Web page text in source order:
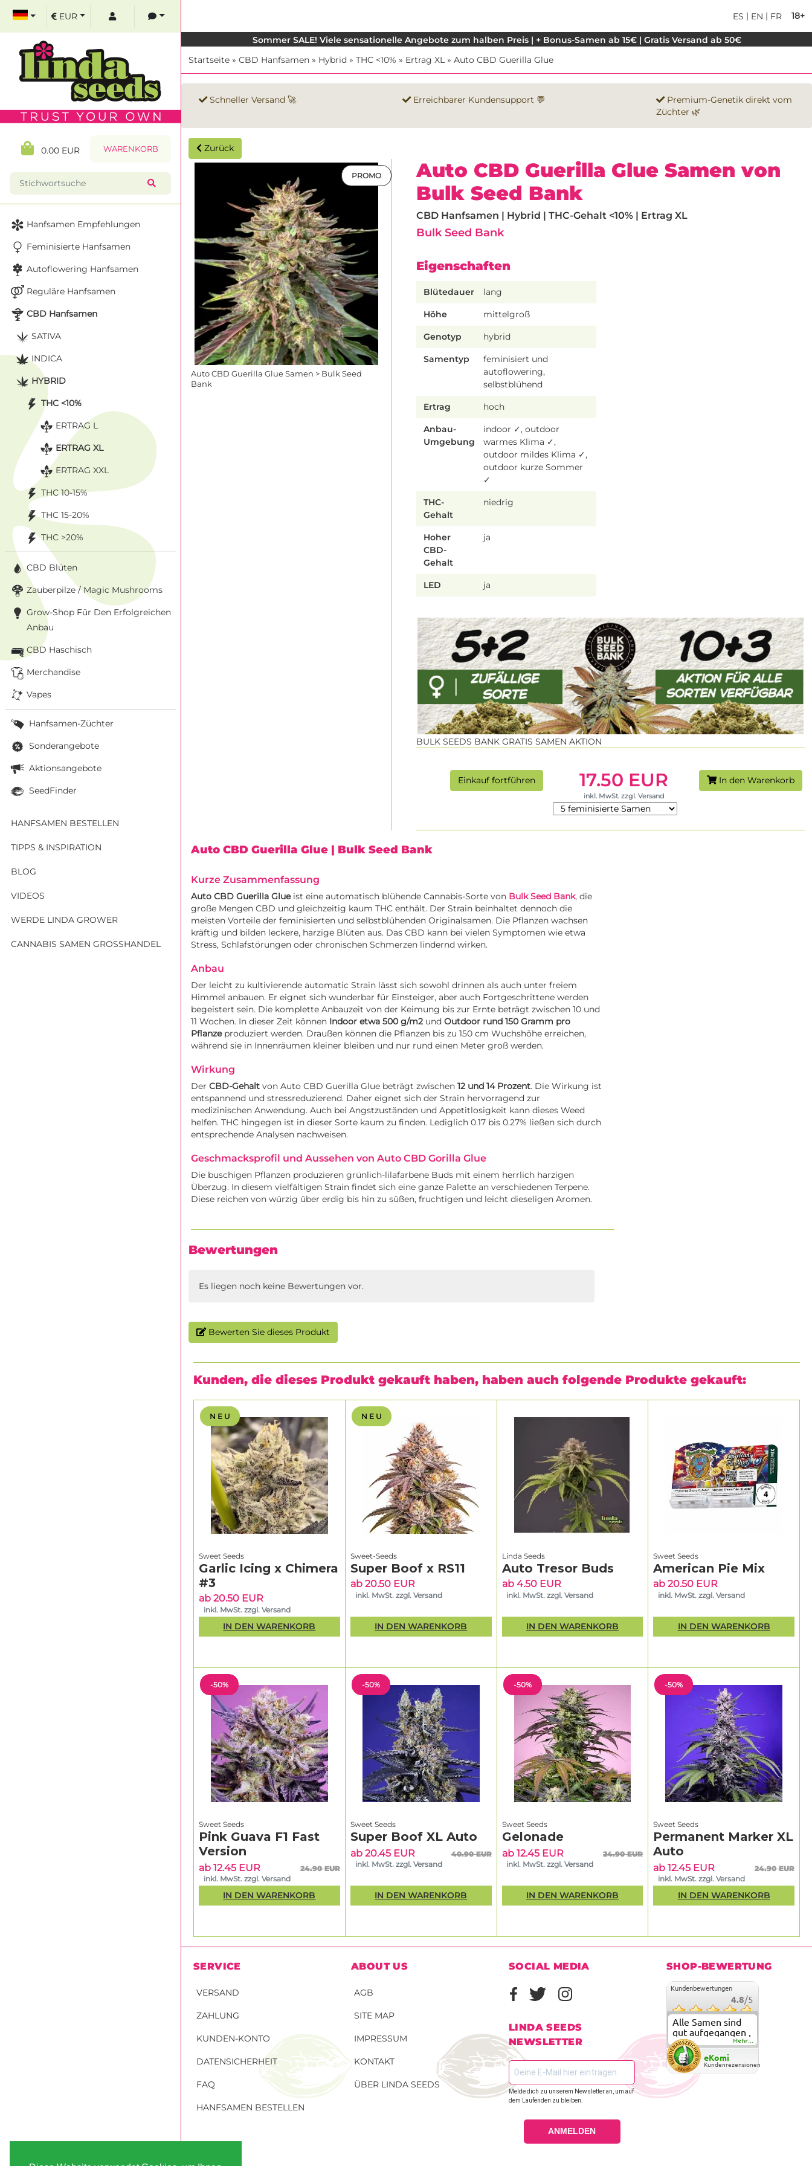
18+
ES | EN | FR
Sommer SALE! Viele sensationelle Angebote zum halben Preis | + Bonus-Samen ab 15€ | Gratis Versand ab 50€
Startseite » CBD Hanfsamen » Hybrid » THC <10% » Ertrag XL » Auto CBD Guerilla Glue
Schneller Versand 🚀 Erreichbarer Kundensupport 💬
Premium-Genetik direkt vom
Züchter 🌿
Zurück
PROMO
Auto CBD Guerilla Glue Samen > Bulk Seed
Bank
Auto CBD Guerilla Glue Samen von
Bulk Seed Bank
CBD Hanfsamen | Hybrid | THC-Gehalt <10% | Ertrag XL
Bulk Seed Bank
Eigenschaften
Blütedauer lang
Höhe mittelgroß
Genotyp hybrid
Samentyp
feminisiert und
autoflowering,
selbstblühend
Ertrag hoch
Anbau-
Umgebung
indoor ✓, outdoor
warmes Klima ✓,
outdoor mildes Klima ✓,
outdoor kurze Sommer
✓
THC-
Gehalt
niedrig
Hoher
CBD-
Gehalt
ja
LED ja
BULK SEEDS BANK GRATIS SAMEN AKTION
Einkauf fortführen 17.50 EUR
inkl. MwSt. zzgl. Versand
In den Warenkorb
Auto CBD Guerilla Glue | Bulk Seed Bank
Kurze Zusammenfassung
Auto CBD Guerilla Glueist eine automatisch blühende Cannabis-Sorte von Bulk Seed Bank, die
große Mengen CBD und gleichzeitig kaum THC enthält. Der Strain beinhaltet dennoch die
meisten Vorteile der feminisierten und selbstblühenden Originalsamen. Die Pflanzen wachsen
kräftig und bilden leckere, harzige Blüten aus. Das CBD kann bei vielen Symptomen wie etwa
Stress, Schlafstörungen oder chronischen Schmerzen lindernd wirken.
Anbau
Der leicht zu kultivierende automatic Strain lässt sich sowohl drinnen als auch unter freiem
Himmel anbauen. Er eignet sich wunderbar für Einsteiger, aber auch Fortgeschrittene werden
begeistert sein. Die komplette Anbauzeit von der Keimung bis zur Ernte beträgt zwischen 10 und
11 Wochen. In dieser Zeit können Indoor etwa 500 g/m2 und Outdoor rund 150 Gramm pro
Pflanzeproduziert werden. Draußen können die Pflanzen bis zu 150 cm Wuchshöhe erreichen,
während sie in Innenräumen kleiner bleiben und nur rund einen Meter groß werden.
Wirkung
Der CBD-Gehalt von Auto CBD Guerilla Glue beträgt zwischen 12 und 14 Prozent. Die Wirkung ist
entspannend und stressreduzierend. Daher eignet sich der Strain hervorragend zur
medizinischen Anwendung. Auch bei Angstzuständen und Appetitlosigkeit kann dieses Weed
helfen. THC hingegen ist in dieser Sorte kaum zu finden. Lediglich 0.17 bis 0.27% ließen sich durch
entsprechende Analysen nachweisen.
Geschmacksprofil und Aussehen von Auto CBD Gorilla Glue
Die buschigen Pflanzen produzieren grünlich-lilafarbene Buds mit einem herrlich harzigen
Überzug. In diesem vielfältigen Strain findet sich eine ganze Palette an verschiedenen Terpene.
Diese reichen von würzig über erdig bis hin zu süßen, fruchtigen und leicht dieseligen Aromen.
Bewertungen
Es liegen noch keine Bewertungen vor.
Bewerten Sie dieses Produkt
Kunden, die dieses Produkt gekauft haben, haben auch folgende Produkte gekauft:
N E U
Sweet Seeds
Garlic Icing x Chimera
#3
ab 20.50 EUR
inkl. MwSt. zzgl. Versand
IN DEN WARENKORB
N E U
Sweet-Seeds
Super Boof x RS11
ab 20.50 EUR
inkl. MwSt. zzgl. Versand
IN DEN WARENKORB
Linda Seeds
Auto Tresor Buds
ab 4.50 EUR
inkl. MwSt. zzgl. Versand
IN DEN WARENKORB
Sweet Seeds
American Pie Mix
ab 20.50 EUR
inkl. MwSt. zzgl. Versand
IN DEN WARENKORB
-50%
Sweet Seeds
Pink Guava F1 Fast
Version
ab 12.45 EUR
24.90 EUR
inkl. MwSt. zzgl. Versand
IN DEN WARENKORB
-50%
Sweet Seeds
Super Boof XL Auto
ab 20.45 EUR
40.90 EUR
inkl. MwSt. zzgl. Versand
IN DEN WARENKORB
-50%
Sweet Seeds
Gelonade
ab 12.45 EUR
24.90 EUR
inkl. MwSt. zzgl. Versand
IN DEN WARENKORB
-50%
Sweet Seeds
Permanent Marker XL
Auto
ab 12.45 EUR
24.90 EUR
inkl. MwSt. zzgl. Versand
IN DEN WARENKORB
SERVICE
VERSAND
ZAHLUNG
KUNDEN-KONTO
DATENSICHERHEIT
FAQ
HANFSAMEN BESTELLEN
ABOUT US
AGB
SITE MAP
IMPRESSUM
KONTAKT
ÜBER LINDA SEEDS
SOCIAL MEDIA
LINDA SEEDS
NEWSLETTER
Melde dich zu unserem Newsletter an, um auf
dem Laufenden zu bleiben.
ANMELDEN
SHOP-BEWERTUNG
Kundenbewertungen
4.8/5
Alle Samen sind
gut aufgegangen ,
meine ersten
grow versuche
sind alle geglückt.
Die Sorten und
Anbieter Vielfalt
überzeugen sehr .
Mehr...
eKomi
Kundenrezensionen
EUR
0.00 EUR WARENKORB
Hanfsamen Empfehlungen
Feminisierte Hanfsamen
Autoflowering Hanfsamen
Reguläre Hanfsamen
CBD Hanfsamen
SATIVA
INDICA
HYBRID
THC <10%
ERTRAG L
ERTRAG XL
ERTRAG XXL
THC 10-15%
THC 15-20%
THC >20%
CBD Blüten
Zauberpilze / Magic Mushrooms
Grow-Shop Für Den Erfolgreichen
Anbau
CBD Haschisch
Merchandise
Vapes
Hanfsamen-Züchter
Sonderangebote
Aktionsangebote
SeedFinder
HANFSAMEN BESTELLEN
TIPPS & INSPIRATION
BLOG
VIDEOS
WERDE LINDA GROWER
CANNABIS SAMEN GROSSHANDEL